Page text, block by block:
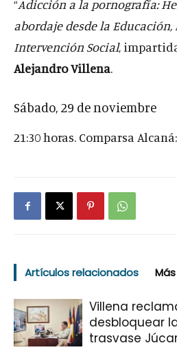
“Adicción a la pornografía:
abordaje desde la
Intervención Social,
Alejandro Villena.
Sábado, 29 de noviembre
21:30 horas. Comparsa Alcaná:
Artículos relacionados
Villena
desbloquear
trasvase